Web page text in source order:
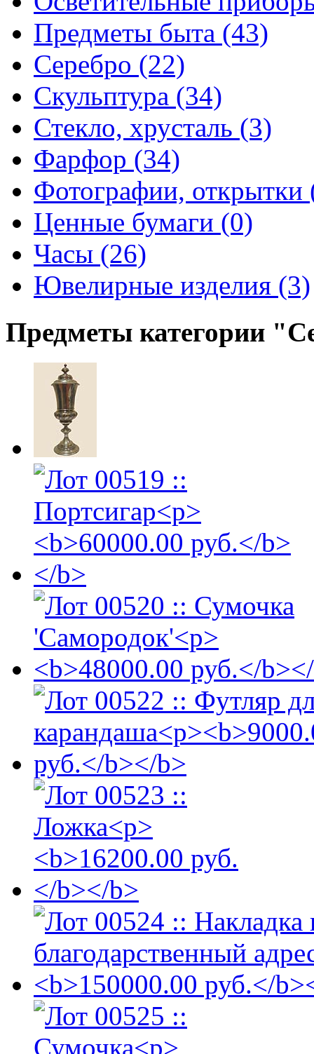
Предметы быта (43)
Серебро (22)
Скульптура (34)
Стекло, хрусталь (3)
Фарфор (34)
Фотографии, открытки
Ценные бумаги (0)
Часы (26)
Ювелирные изделия (3)
Предметы категории